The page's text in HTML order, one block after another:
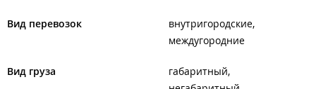
Вид перевозок
внутригородские
междугородние
Вид груза
габаритный